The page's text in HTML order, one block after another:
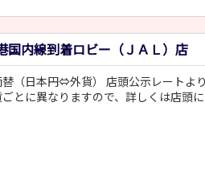
内線到着ロビー（ＪＡＬ）店
替（日本円⇔外貨） 店頭公示レートよ
とに異なりますので、詳しくは店頭